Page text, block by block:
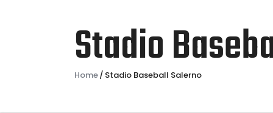
Stadio
Home Stadio Baseball Salerno